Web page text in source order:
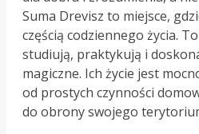
Suma Drevisz to miejsce,
częścią codziennego życia.
studiują, praktykują i
magiczne. Ich życie jest
od prostych czynności
do obrony swojego